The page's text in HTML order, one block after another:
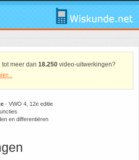
tot meer dan 18.250 video-uitwerkingen?
- VWO 4, 12e editie
en differentiëren
en kans
en hoeken
en vergelijkingen
meten en schatten
functie